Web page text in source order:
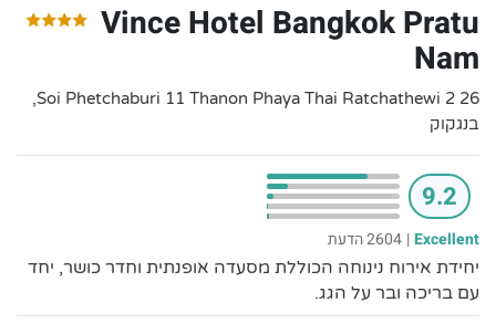
Vince Hotel Bangkok Pratu
Nam
26 2 Soi Phetchaburi 11 Thanon Phaya Thai Ratchathewi,
בנגקוק
9.2
Excellent
| 2604 הדעת
יחידת אירוח נינוחה הכוללת מסעדה אופנתית וחדר כושר, יחד
עם בריכה ובר על הגג.